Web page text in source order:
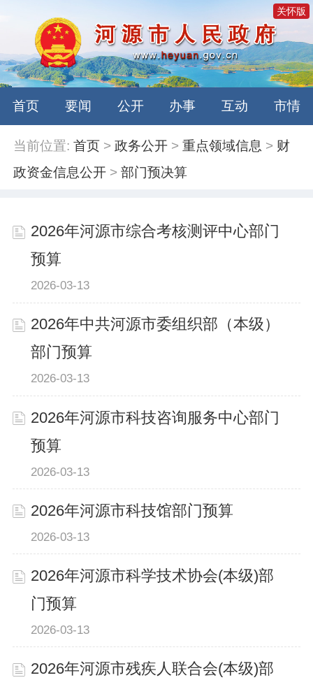
关怀版
首页 要闻 公开 办事 互动 市情
当前位置: 首页 >政务公开 >重点领域信息 > 财
政资金信息公开 >部门预决算
2026年河源市综合考核测评中心部门
预算
2026-03-13
2026年中共河源市委组织部（本级）
部门预算
2026-03-13
2026年河源市科技咨询服务中心部门
预算
2026-03-13
2026年河源市科技馆部门预算
2026-03-13
2026年河源市科学技术协会(本级)部
门预算
2026-03-13
2026年河源市残疾人联合会(本级)部